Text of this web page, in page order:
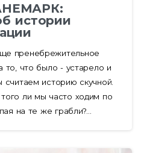
истории
пренебрежительное
то, что было - устарело и
считаем историю скучной.
ли мы часто ходим по
на те же грабли?...